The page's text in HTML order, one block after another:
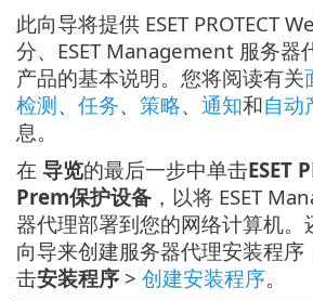
此向导将提供 ESET PROTECT
分、ESET Management 服务器
产品的基本说明。您将阅读有关
检测、 任务、 策略、 通知和自动
息。
在 导览的最后一步中单击ESET
Prem保护设备 ，以将 ESET
器代理部署到您的网络计算机。
向导来创建服务器代理安装程序
击安装程序 > 创建安装程序。